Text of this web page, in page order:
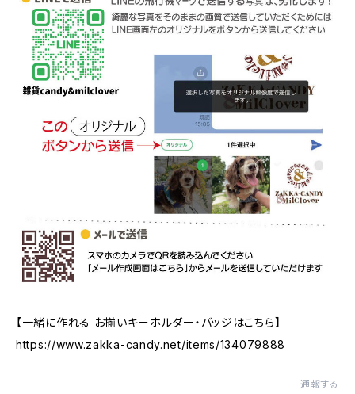
【一緒に作れる お揃いキーホルダー・バッジはこちら】
https://www.zakka-candy.net/items/134079888
通報する